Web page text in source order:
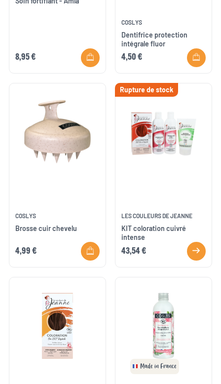
8,95 €
COSLYS
Dentifrice protection
intégrale fluor
4,50 €
COSLYS
Brosse cuir chevelu
4,99 €
Rupture de stock
LES COULEURS DE JEANNE
KIT coloration cuivré
intense
43,54 €
Made in France